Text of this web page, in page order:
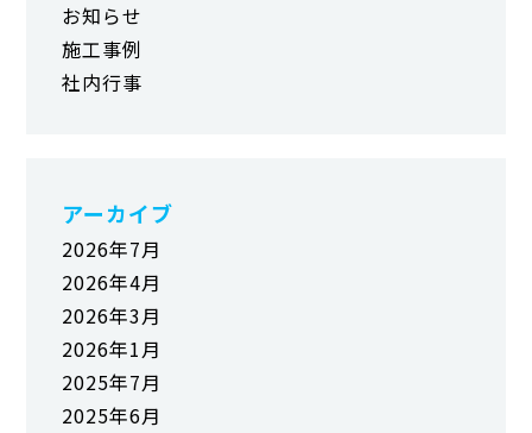
お知らせ
施工事例
社内行事
アーカイブ
2026年7月
2026年4月
2026年3月
2026年1月
2025年7月
2025年6月